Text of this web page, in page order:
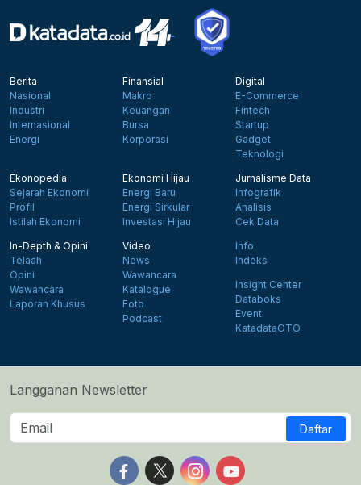
Berita
Nasional
Industri
Internasional
Energi
Finansial
Makro
Keuangan
Bursa
Korporasi
Digital
E-Commerce
Fintech
Startup
Gadget
Teknologi
Ekonopedia
Sejarah Ekonomi
Profil
Istilah Ekonomi
Ekonomi Hijau
Energi Baru
Energi Sirkular
Investasi Hijau
Jurnalisme Data
Infografik
Analisis
Cek Data
In-Depth & Opini
Telaah
Opini
Wawancara
Laporan Khusus
Video
News
Wawancara
Katalogue
Foto
Podcast
Info
Indeks
Insight Center
Databoks
Event
KatadataOTO
Langganan Newsletter
Daftar
Follow us on Facebook
Follow us on X
Follow us on Instagram
Follow us on